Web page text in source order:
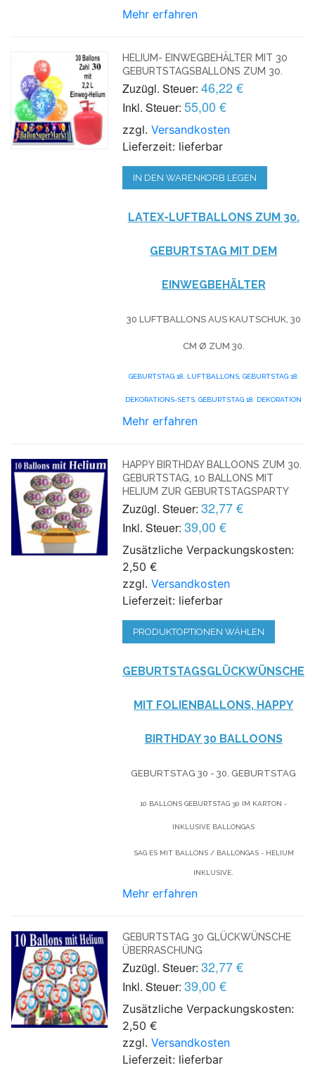
Mehr erfahren
HELIUM- EINWEGBEHÄLTER MIT 30
GEBURTSTAGSBALLONS ZUM 30.
Zuzügl. Steuer: 46,22 €
Inkl. Steuer: 55,00 €
zzgl.Versandkosten
Lieferzeit: lieferbar
IN DEN WARENKORB LEGEN
LATEX-LUFTBALLONS ZUM 30.
GEBURTSTAG MIT DEM
EINWEGBEHÄLTER
30 LUFTBALLONS AUS KAUTSCHUK, 30
CM Ø ZUM 30.
GEBURTSTAG 18. LUFTBALLONS, GEBURTSTAG 18.
DEKORATIONS-SETS ,GEBURTSTAG 18. DEKORATION
Mehr erfahren
HAPPY BIRTHDAY BALLOONS ZUM 30.
GEBURTSTAG, 10 BALLONS MIT
HELIUM ZUR GEBURTSTAGSPARTY
Zuzügl. Steuer: 32,77 €
Inkl. Steuer: 39,00 €
Zusätzliche Verpackungskosten:
2,50 €
zzgl.Versandkosten
Lieferzeit: lieferbar
PRODUKTOPTIONEN WÄHLEN
GEBURTSTAGSGLÜCKWÜNSCHE
MIT FOLIENBALLONS, HAPPY
BIRTHDAY 30 BALLOONS
GEBURTSTAG 30 - 30. GEBURTSTAG
10 BALLONS GEBURTSTAG 30 IM KARTON -
INKLUSIVE BALLONGAS
SAG ES MIT BALLONS / BALLONGAS - HELIUM
INKLUSIVE.
Mehr erfahren
GEBURTSTAG 30 GLÜCKWÜNSCHE
ÜBERRASCHUNG
Zuzügl. Steuer: 32,77 €
Inkl. Steuer: 39,00 €
Zusätzliche Verpackungskosten:
2,50 €
zzgl.Versandkosten
Lieferzeit: lieferbar